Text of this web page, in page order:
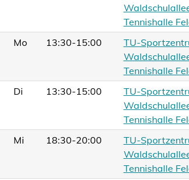
Tennishalle
Mo 13:30-15:00
TU-
Tennishalle
Di 13:30-15:00
TU-
Tennishalle
Mi 18:30-20:00
TU-
Tennishalle